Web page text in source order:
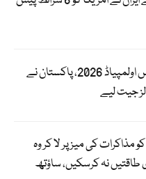
انٹرنیشنل نیوکلیئر سائنس اولمپیاڈ 2026، پاکستان نے
جیت لیے
مذاکرات کی میز پر لا کر وہ
طاقتیں نہ کرسکیں، ساؤتھ